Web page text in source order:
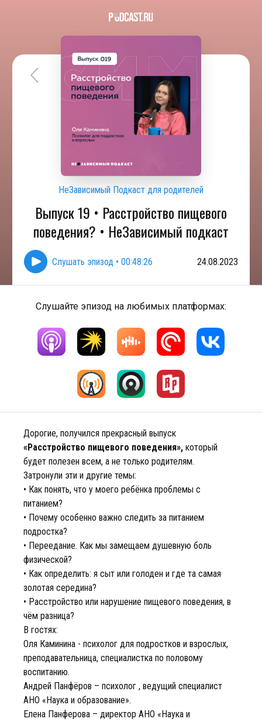
НеЗависимый Подкаст для родителей
Выпуск 19 • Расстройство пищевого
поведения? • НеЗависимый подкаст
Слушать эпизод • 00:48:26 24.08.2023
Слушайте эпизод на любимых платформах:
Дорогие, получился прекрасный выпуск
«Расстройство пищевого поведения», который
будет полезен всем, а не только родителям.
Затронули эти и другие темы:
• Как понять, что у моего ребёнка проблемы с
питанием?
• Почему особенно важно следить за питанием
подростка?
• Переедание. Как мы замещаем душевную боль
физической?
• Как определить: я сыт или голоден и где та самая
золотая середина?
• Расстройство или нарушение пищевого поведения, в
чём разница?
В гостях:
Оля Каминина - психолог для подростков и взрослых,
преподавательница, специалистка по половому
воспитанию.
Андрей Панфёров – психолог , ведущий специалист
АНО «Наука и образование».
Елена Панферова – директор АНО «Наука и